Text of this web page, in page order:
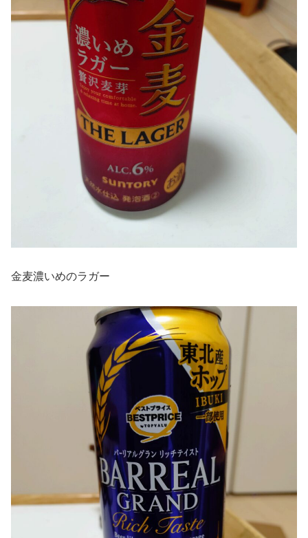
金麦濃いめのラガー